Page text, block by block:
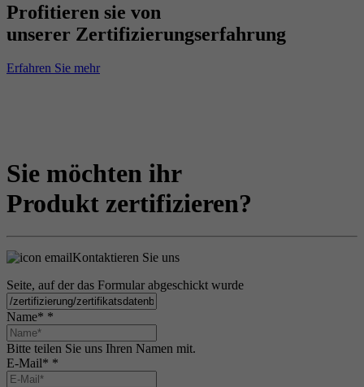
Profitieren sie von
unserer Zertifizierungserfahrung
Erfahren Sie mehr
Sie möchten ihr
Produkt zertifizieren?
Kontaktieren Sie uns
Seite, auf der das Formular abgeschickt wurde
Name* *
Bitte teilen Sie uns Ihren Namen mit.
E-Mail* *